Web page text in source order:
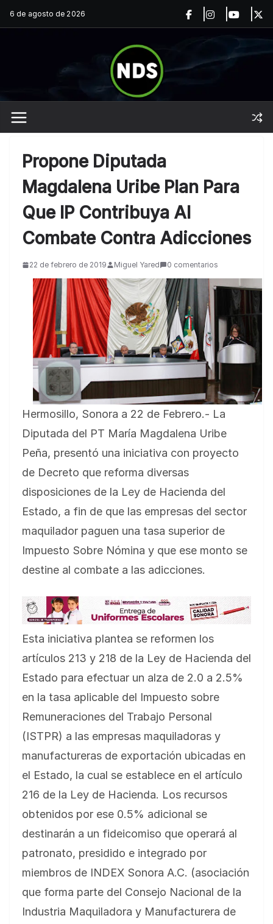
Saltar
al
6 de agosto de 2026
Propone Diputada
Magdalena Uribe Plan Para
Que IP Contribuya Al
Combate Contra Adicciones
22 de febrero de 2019 Miguel Yared 0 comentarios
Hermosillo, Sonora a 22 de Febrero.- La
Diputada del PT María Magdalena Uribe
Peña, presentó una iniciativa con proyecto
de Decreto que reforma diversas
disposiciones de la Ley de Hacienda del
Estado, a fin de que las empresas del sector
maquilador paguen una tasa superior de
Impuesto Sobre Nómina y que ese monto se
destine al combate a las adicciones.
Esta iniciativa plantea se reformen los
artículos 213 y 218 de la Ley de Hacienda del
Estado para efectuar un alza de 2.0 a 2.5%
en la tasa aplicable del Impuesto sobre
Remuneraciones del Trabajo Personal
(ISTPR) a las empresas maquiladoras y
manufactureras de exportación ubicadas en
el Estado, la cual se establece en el artículo
216 de la Ley de Hacienda. Los recursos
obtenidos por ese 0.5% adicional se
destinarán a un fideicomiso que operará al
patronato, presidido e integrado por
miembros de INDEX Sonora A.C. (asociación
que forma parte del Consejo Nacional de la
Industria Maquiladora y Manufacturera de